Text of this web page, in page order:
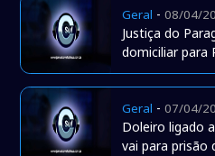
Geral -08/04/
Justiça do
domiciliar para
Geral -07/04/
Doleiro ligado
vai para prisão